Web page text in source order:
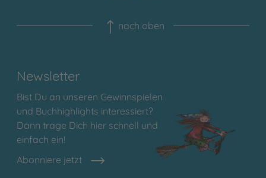
nach oben
Newsletter
Bist Du an unseren Gewinnspielen
und Buchhighlights interessiert?
Dann trage Dich hier schnell und
einfach ein!
Abonniere jetzt